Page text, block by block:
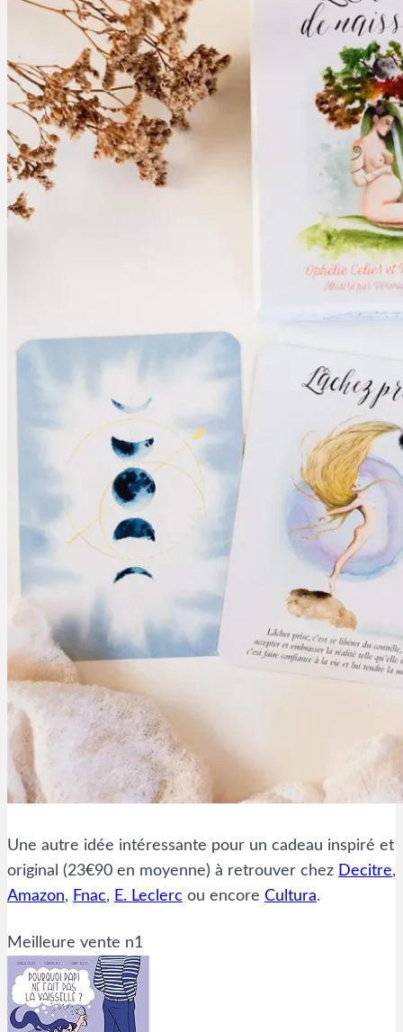
Une autre idée intéressante pour un cadeau inspiré et
original (23€90 en moyenne) à retrouver chez Decitre,
Amazon, Fnac, E. Leclerc ou encore Cultura.
Meilleure vente n1